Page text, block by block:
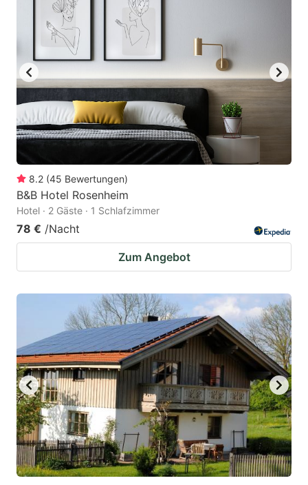
8.2 (45 Bewertungen)
B&B Hotel Rosenheim
Hotel · 2 Gäste · 1 Schlafzimmer
78 € /Nacht
Zum Angebot